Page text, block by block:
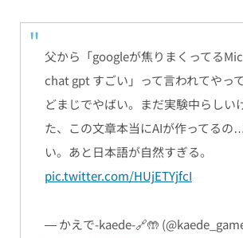
父から「googleが焦りまくってる
chat gpt すごい」って言われてやっ
どまじでやばい。まだ実験中らしい
た、この文章本当にAIが作ってるの
い。あと日本語が自然すぎる。
pic.twitter.com/HUjETYjfcI
— かえで-kaede-🔗🤲